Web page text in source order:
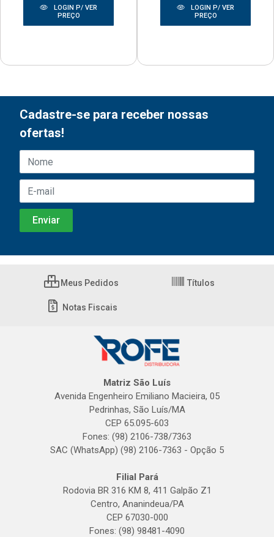
LOGIN P/ VER
PREÇO
LOGIN P/ VER
PREÇO
Cadastre-se para receber nossas
ofertas!
Meus Pedidos Títulos
Notas Fiscais
Matriz São Luís
Avenida Engenheiro Emiliano Macieira, 05
Pedrinhas, São Luís/MA
CEP 65.095-603
Fones: (98) 2106-738/7363
SAC (WhatsApp) (98) 2106-7363 - Opção 5
Filial Pará
Rodovia BR 316 KM 8, 411 Galpão Z1
Centro, Ananindeua/PA
CEP 67030-000
Fones: (98) 98481-4090